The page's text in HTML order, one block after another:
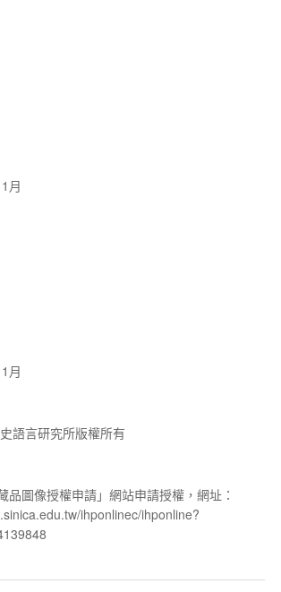
月
月
語言研究所版權所有
品圖像授權申請」網站申請授權，網址：
ihponlinec/ihponline?